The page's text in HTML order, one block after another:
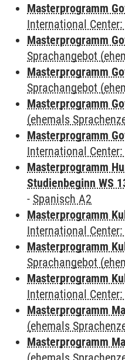
Masterprogramm
International
Masterprogramm
Sprachangebot
Masterprogramm
Sprachangebot
Masterprogramm
(ehemals
Masterprogramm
International
Masterprogramm
Studienbeginn WS
- Spanisch A2
Masterprogramm
International
Masterprogramm
Sprachangebot
Masterprogramm
International
Masterprogramm
(ehemals
Masterprogramm